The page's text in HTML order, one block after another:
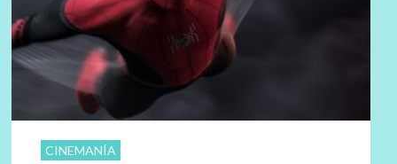
CINEMANÍA